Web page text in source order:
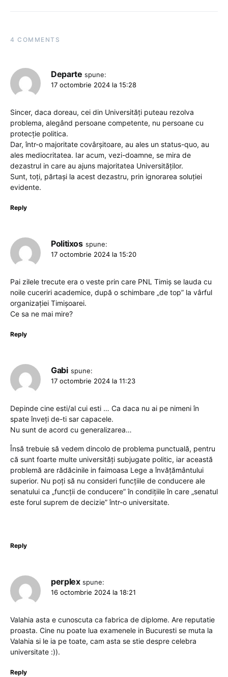
4 COMMENTS
Departe spune:
17 octombrie 2024 la 15:28
Sincer, daca doreau, cei din Universități puteau rezolva
problema, alegând persoane competente, nu persoane cu
protecție politica.
Dar, într-o majoritate covârșitoare, au ales un status-quo, au
ales mediocritatea. Iar acum, vezi-doamne, se mira de
dezastrul in care au ajuns majoritatea Universităților.
Sunt, toți, părtași la acest dezastru, prin ignorarea soluției
evidente.
Reply
Politixos spune:
17 octombrie 2024 la 15:20
Pai zilele trecute era o veste prin care PNL Timiș se lauda cu
noile cuceriri academice, după o schimbare „de top” la vârful
organizației Timișoarei.
Ce sa ne mai mire?
Reply
Gabi spune:
17 octombrie 2024 la 11:23
Depinde cine esti/al cui esti … Ca daca nu ai pe nimeni în
spate înveți de-ti sar capacele.
Nu sunt de acord cu generalizarea…
Însă trebuie să vedem dincolo de problema punctuală, pentru
că sunt foarte multe universități subjugate politic, iar această
problemă are rădăcinile in faimoasa Lege a învățământului
superior. Nu poți să nu consideri funcțiile de conducere ale
senatului ca „funcții de conducere” în condițiile în care „senatul
este forul suprem de decizie” într-o universitate.
Reply
perplex spune:
16 octombrie 2024 la 18:21
Valahia asta e cunoscuta ca fabrica de diplome. Are reputatie
proasta. Cine nu poate lua examenele in Bucuresti se muta la
Valahia si le ia pe toate, cam asta se stie despre celebra
universitate :)).
Reply